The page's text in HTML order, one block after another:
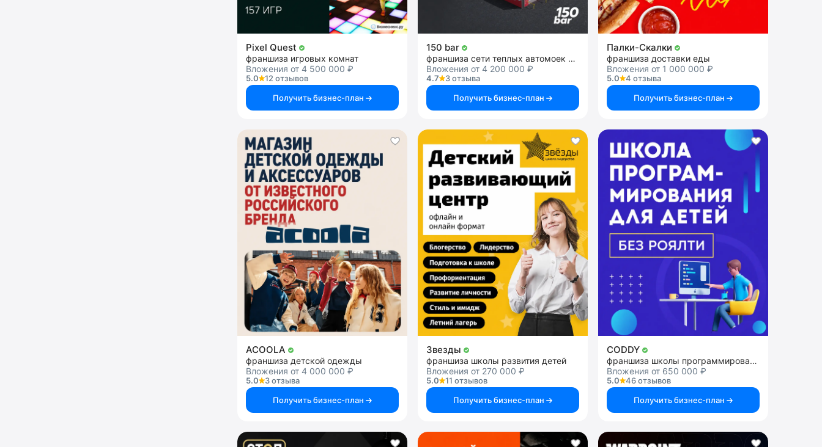
Pixel Quest
франшиза игровых комнат
Вложения от 4 500 000 ₽
5.0
12 отзывов
Получить бизнес-план
150 bar
франшиза сети теплых автомоек самообслуживания
Вложения от 4 200 000 ₽
4.7
3 отзыва
Получить бизнес-план
Палки-Скалки
франшиза доставки еды
Вложения от 1 000 000 ₽
5.0
4 отзыва
Получить бизнес-план
ACOOLA
франшиза детской одежды
Вложения от 4 000 000 ₽
5.0
3 отзыва
Получить бизнес-план
Звезды
франшиза школы развития детей
Вложения от 270 000 ₽
5.0
11 отзывов
Получить бизнес-план
CODDY
франшиза школы программирования и дизайна для детей
Вложения от 650 000 ₽
5.0
46 отзывов
Получить бизнес-план